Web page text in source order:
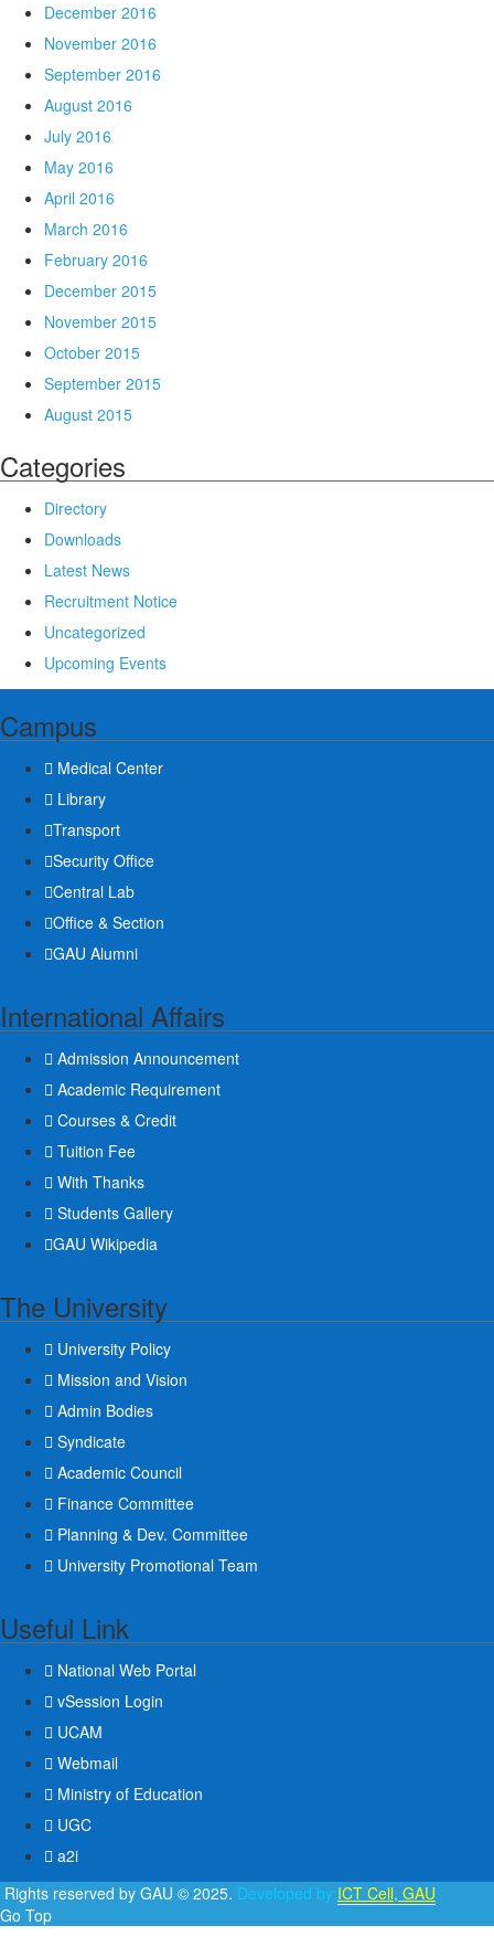
December 2016
November 2016
September 2016
August 2016
July 2016
May 2016
April 2016
March 2016
February 2016
December 2015
November 2015
October 2015
September 2015
August 2015
Categories
Directory
Downloads
Latest News
Recruitment Notice
Uncategorized
Upcoming Events
Campus
Medical Center
Library
Transport
Security Office
Central Lab
Office & Section
GAU Alumni
International Affairs
Admission Announcement
Academic Requirement
Courses & Credit
Tuition Fee
With Thanks
Students Gallery
GAU Wikipedia
The University
University Policy
Mission and Vision
Admin Bodies
Syndicate
Academic Council
Finance Committee
Planning & Dev. Committee
University Promotional Team
Useful Link
National Web Portal
vSession Login
UCAM
Webmail
Ministry of Education
UGC
a2i
Rights reserved by GAU © 2025. Developed by:ICT Cell, GAU
Go Top